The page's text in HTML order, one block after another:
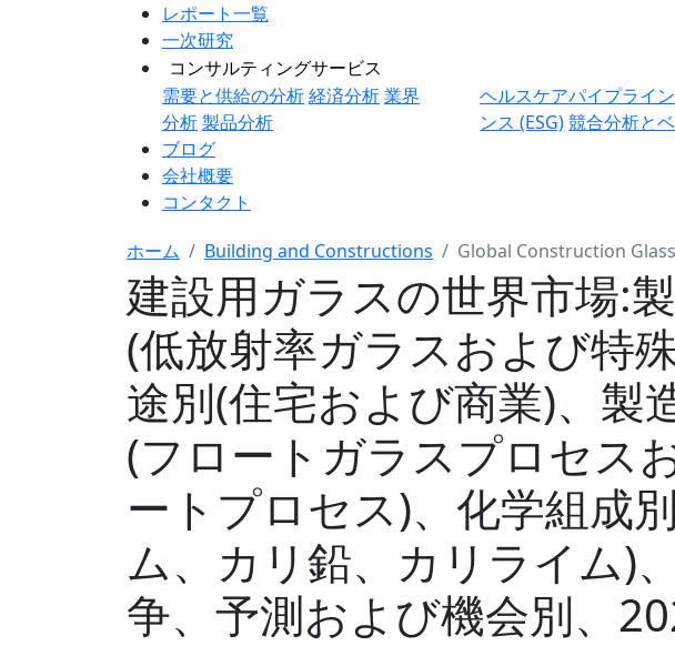
レポート一覧
一次研究
コンサルティングサービス
需要と供給の分析経済分析業界
分析製品分析
ヘルスケアパイプライ
ンス (ESG)競合分析と
ブログ
会社概要
コンタクト
ホーム Building and Constructions Global Construction
建設用ガラスの世界市場:
(低放射率ガラスおよび特
途別(住宅および商業)、製
(フロートガラスプロセス
ートプロセス)、化学組成
ム、カリ鉛、カリライム)
争、予測および機会別、